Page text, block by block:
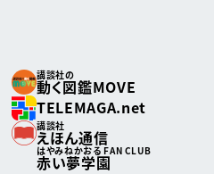
講談社の
動く図鑑MOVE
TELEMAGA.net
講談社
えほん通信
はやみねかおる FAN CLUB
赤い夢学園